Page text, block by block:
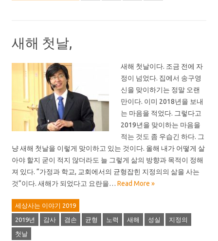
새해 첫날,
새해 첫날이다. 조금 전에 자
정이 넘었다. 집에서 송구영
신을 맞이하기는 정말 오랜
만이다. 이미 2018년을 보내
는 마음을 적었다. 그렇다고
2019년을 맞이하는 마음을
적는 것도 좀 우습긴 하다. 그
냥 새해 첫날을 이렇게 맞이하고 있는 것이다. 올해 내가 어떻게 살
아야 할지 굳이 적지 않더라도 늘 그렇게 삶의 방향과 목적이 정해
져 있다. “가정과 학교, 교회에서의 균형잡힌 지정의의 삶을 사는
것“이다. 새해가 되었다고 요란을… Read More »
세상사는 이야기 2019
2019년 감사 겸손 균형 노력 새해 성실 지정의
첫날